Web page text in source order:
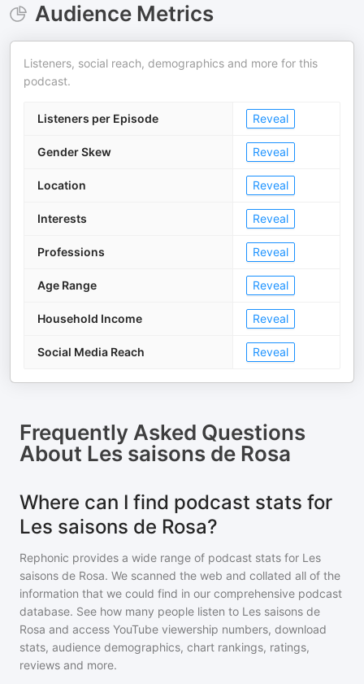
Audience Metrics
Listeners, social reach, demographics and more for this
podcast.
Listeners per Episode Reveal
Gender Skew Reveal
Location Reveal
Interests Reveal
Professions Reveal
Age Range Reveal
Household Income Reveal
Social Media Reach Reveal
Frequently Asked Questions
About Les saisons de Rosa
Where can I find podcast stats for
Les saisons de Rosa?
Rephonic provides a wide range of podcast stats for Les
saisons de Rosa. We scanned the web and collated all of the
information that we could find in our comprehensive podcast
database. See how many people listen to Les saisons de
Rosa and access YouTube viewership numbers, download
stats, audience demographics, chart rankings, ratings,
reviews and more.